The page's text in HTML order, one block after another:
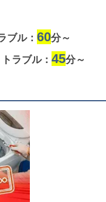
ブル： 60分～
ラブル： 45分～